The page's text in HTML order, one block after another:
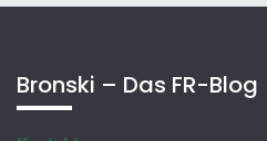
Bronski – Das FR-Blog